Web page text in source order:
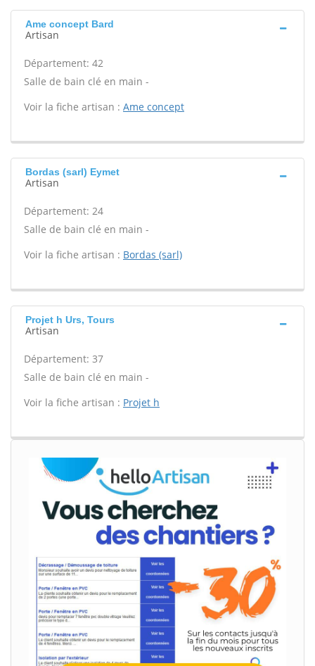
Ame concept Bard
Artisan
Département: 42
Salle de bain clé en main -
Voir la fiche artisan : Ame concept
Bordas (sarl) Eymet
Artisan
Département: 24
Salle de bain clé en main -
Voir la fiche artisan : Bordas (sarl)
Projet h Urs, Tours
Artisan
Département: 37
Salle de bain clé en main -
Voir la fiche artisan : Projet h